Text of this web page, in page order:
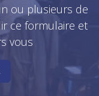
ou plusieurs de
ce formulaire et
vous